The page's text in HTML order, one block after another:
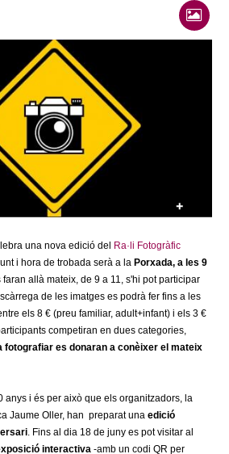
una nova edició del
Ra·li Fotogràfic
i hora de trobada serà a la Porxada, a les 9
allà mateix, de 9 a 11, s'hi pot participar
de les imatges es podrà fer fins a les
els 8 € (preu familiar, adult+infant) i els 3 €
competiran en dues categories,
fotografiar es donaran a conèixer el mateix
anys i és per això que els organitzadors, la
Jaume Oller, han preparat una edició
. Fins al dia 18 de juny es pot visitar al
interactiva -amb un codi QR per